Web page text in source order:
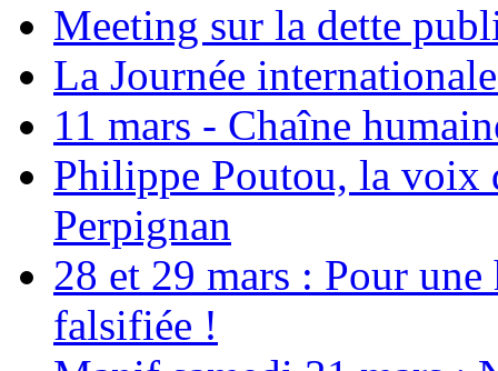
Meeting sur la dette
La Journée
11 mars - Chaîne
Philippe Poutou, la voix
Perpignan
28 et 29 mars : Pour
falsifiée !